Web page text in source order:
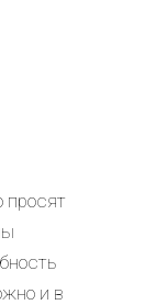
просят
и в